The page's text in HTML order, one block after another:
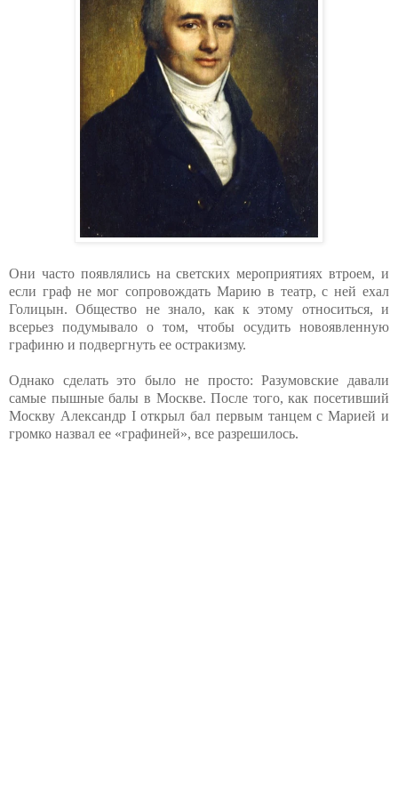
Они часто появлялись на светских мероприятиях втроем, и
если граф не мог сопровождать Марию в театр, с ней ехал
Голицын. Общество не знало, как к этому относиться, и
всерьез подумывало о том, чтобы осудить новоявленную
графиню и подвергнуть ее остракизму.
Однако сделать это было не просто: Разумовские давали
самые пышные балы в Москве. После того, как посетивший
Москву Александр I открыл бал первым танцем с Марией и
громко назвал ее «графиней», все разрешилось.